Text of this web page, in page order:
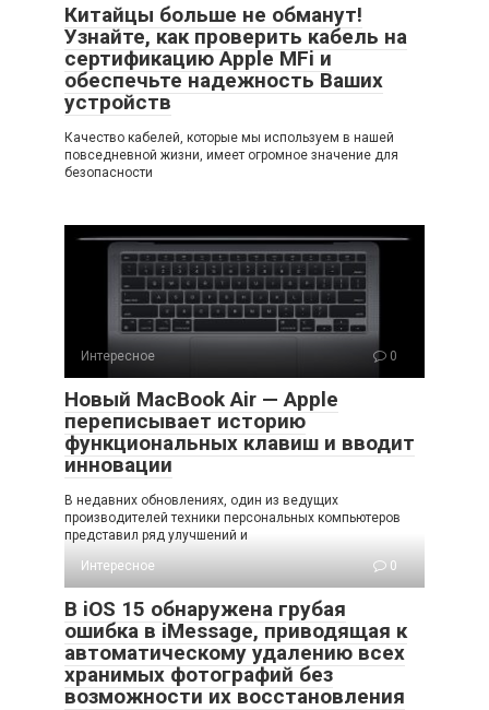
Китайцы больше не обманут!
Узнайте, как проверить кабель на
сертификацию Apple MFi и
обеспечьте надежность Ваших
устройств
Качество кабелей, которые мы используем в нашей
повседневной жизни, имеет огромное значение для
безопасности
Интересное 0
Новый MacBook Air — Apple
переписывает историю
функциональных клавиш и вводит
инновации
В недавних обновлениях, один из ведущих
производителей техники персональных компьютеров
представил ряд улучшений и
Интересное
0
В iOS 15 обнаружена грубая
ошибка в iMessage, приводящая к
автоматическому удалению всех
хранимых фотографий без
возможности их восстановления